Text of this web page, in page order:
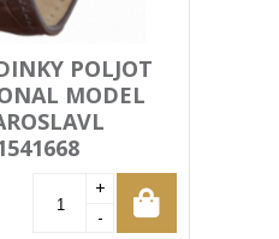
POLJOT
MODEL
-
+